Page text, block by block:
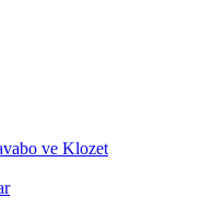
ve Klozet